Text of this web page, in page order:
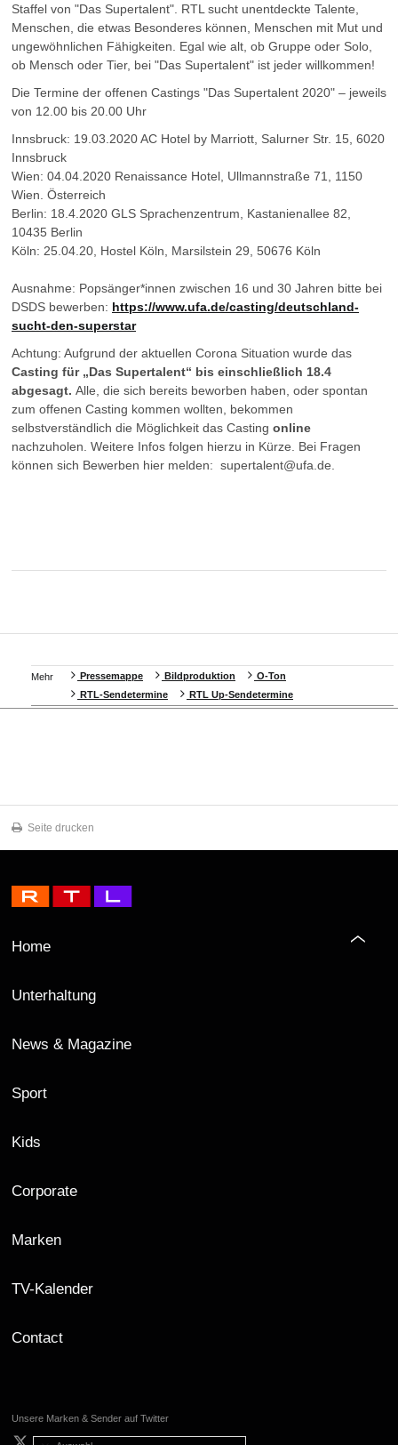
Staffel von "Das Supertalent". RTL sucht unentdeckte Talente,
Menschen, die etwas Besonderes können, Menschen mit Mut und
ungewöhnlichen Fähigkeiten. Egal wie alt, ob Gruppe oder Solo,
ob Mensch oder Tier, bei "Das Supertalent" ist jeder willkommen!
Die Termine der offenen Castings "Das Supertalent 2020" – jeweils
von 12.00 bis 20.00 Uhr
Innsbruck: 19.03.2020 AC Hotel by Marriott, Salurner Str. 15, 6020
Innsbruck
Wien: 04.04.2020 Renaissance Hotel, Ullmannstraße 71, 1150
Wien. Österreich
Berlin: 18.4.2020 GLS Sprachenzentrum, Kastanienallee 82,
10435 Berlin
Köln: 25.04.20, Hostel Köln, Marsilstein 29, 50676 Köln
Ausnahme: Popsänger*innen zwischen 16 und 30 Jahren bitte bei
DSDS bewerben: https://www.ufa.de/casting/deutschland-
sucht-den-superstar
Achtung: Aufgrund der aktuellen Corona Situation wurde das
Casting für „Das Supertalent“ bis einschließlich 18.4
abgesagt. Alle, die sich bereits beworben haben, oder spontan
zum offenen Casting kommen wollten, bekommen
selbstverständlich die Möglichkeit das Casting online
nachzuholen. Weitere Infos folgen hierzu in Kürze. Bei Fragen
können sich Bewerben hier melden: supertalent@ufa.de.
Mehr Pressemappe Bildproduktion
O-Ton
RTL-Sendetermine
RTL Up-Sendetermine
Seite drucken
Home
Unterhaltung
News & Magazine
Sport
Kids
Corporate
Marken
TV-Kalender
Contact
Unsere Marken & Sender auf Twitter